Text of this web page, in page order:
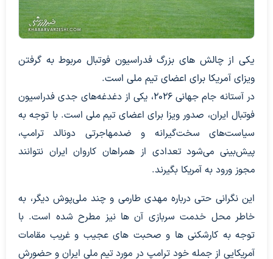
یکی از چالش های بزرگ فدراسیون فوتبال مربوط به گرفتن
ویزای آمریکا برای اعضای تیم ملی است.
در آستانه جام جهانی ۲۰۲۶، یکی از دغدغه‌های جدی فدراسیون
فوتبال ایران، صدور ویزا برای اعضای تیم ملی است. با توجه به
سیاست‌های سخت‌گیرانه و ضدمهاجرتی دونالد ترامپ،
پیش‌بینی می‌شود تعدادی از همراهان کاروان ایران نتوانند
مجوز ورود به آمریکا بگیرند.
این نگرانی حتی درباره مهدی طارمی و چند ملی‌پوش دیگر، به
خاطر محل خدمت سربازی آن ها نیز مطرح شده است. با
توجه به کارشکنی ها و صحبت های عجیب و غریب مقامات
آمریکایی از جمله خود ترامپ در مورد تیم ملی ایران و حضورش